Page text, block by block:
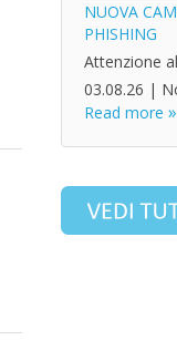
NUOVA
PHISHING
Attenzione
03.08.26 |
Read more